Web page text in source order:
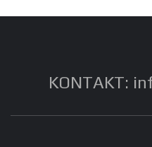
KONTAKT: